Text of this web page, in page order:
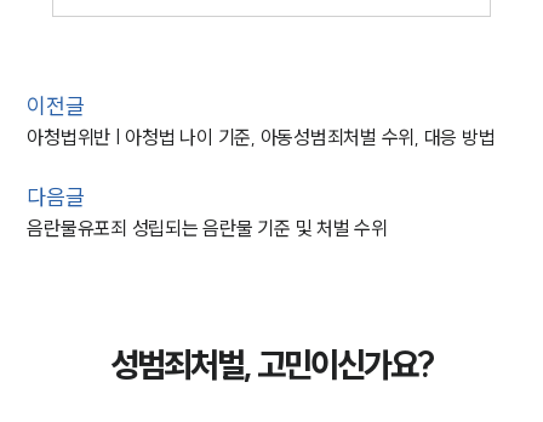
이전글
아청법위반 | 아청법 나이 기준, 아동성범죄처벌 수위, 대응 방법
다음글
음란물유포죄 성립되는 음란물 기준 및 처벌 수위
성범죄처벌, 고민이신가요?